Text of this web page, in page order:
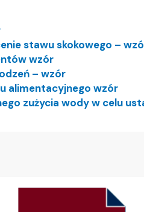
stawu skokowego –
wzór
– wzór
alimentacyjnego wzór
zużycia wody w celu